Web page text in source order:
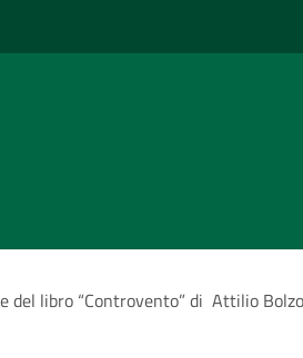
del libro “Controvento” di Attilio